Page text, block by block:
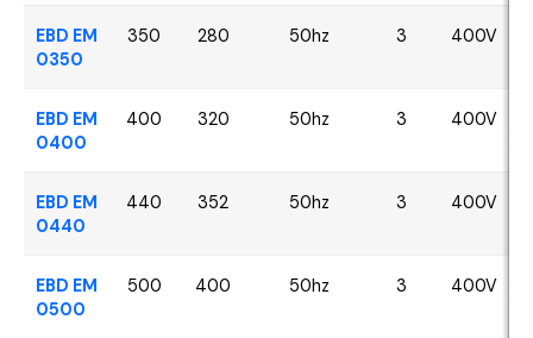
EBD EM
0350
350 280 50hz 3 400V
EBD EM
0400
400 320 50hz 3 400V
EBD EM
0440
440 352 50hz 3 400V
EBD EM
0500
500 400 50hz 3 400V